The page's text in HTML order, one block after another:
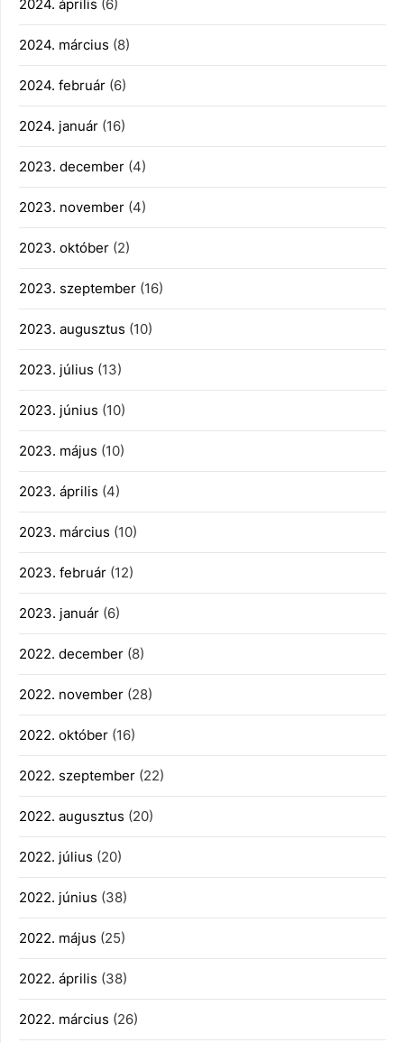
2024. április (6)
2024. március (8)
2024. február (6)
2024. január (16)
2023. december (4)
2023. november (4)
2023. október (2)
2023. szeptember (16)
2023. augusztus (10)
2023. július (13)
2023. június (10)
2023. május (10)
2023. április (4)
2023. március (10)
2023. február (12)
2023. január (6)
2022. december (8)
2022. november (28)
2022. október (16)
2022. szeptember (22)
2022. augusztus (20)
2022. július (20)
2022. június (38)
2022. május (25)
2022. április (38)
2022. március (26)